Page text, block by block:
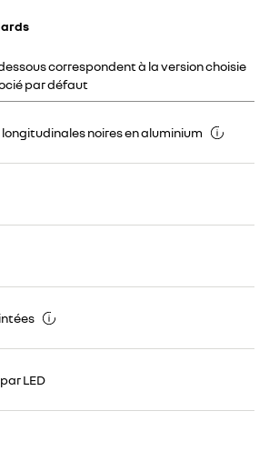
correspondent à la version choisie
par défaut
noires en aluminium
LED